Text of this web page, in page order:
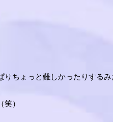
りちょっと難しかったりする
）